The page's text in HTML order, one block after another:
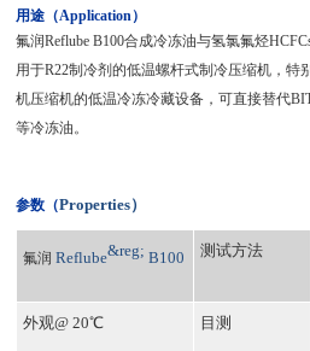
用途 （Application）
氟润Reflube B100合成冷冻油与氢氯氟烃
用于R22制冷剂的低温螺杆式制冷压缩机，特
机压缩机的低温冷冻冷藏设备，可直接替代
等冷冻油。
参数 （Properties）
氟润 Reflube&reg; B100 测试方法
外观@ 20℃ 目测